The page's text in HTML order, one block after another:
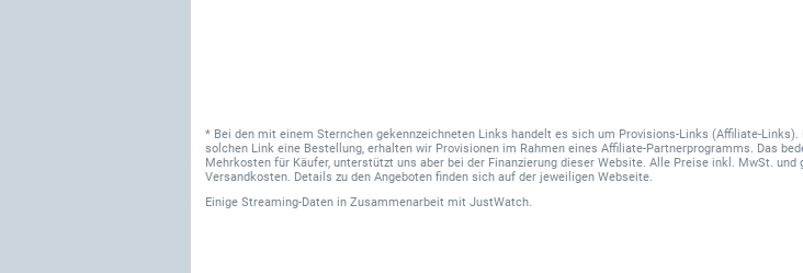
* Bei den mit einem Sternchen gekennzeichneten Links handelt es sich um Provisions-Links (Affiliate-Links).
solchen Link eine Bestellung, erhalten wir Provisionen im Rahmen eines Affiliate-Partnerprogramms. Das
Mehrkosten für Käufer, unterstützt uns aber bei der Finanzierung dieser Website. Alle Preise inkl. MwSt. und
Versandkosten. Details zu den Angeboten finden sich auf der jeweiligen Webseite.
Einige Streaming-Daten in Zusammenarbeit mit JustWatch.